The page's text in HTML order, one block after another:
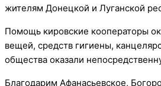
жителям Донецкой и Луганской
Помощь кировские кооператоры
вещей, средств гигиены,
общества оказали
Благодарим Афанасьевское,